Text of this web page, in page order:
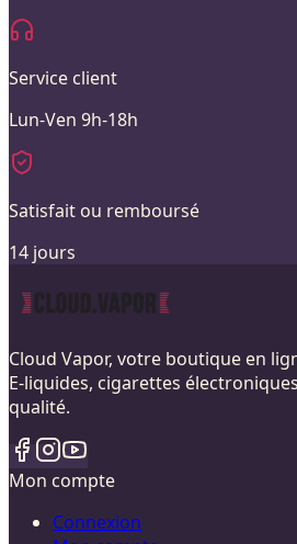
Service client
Lun-Ven 9h-18h
Satisfait ou remboursé
14 jours
Cloud Vapor, votre boutique en
E-liquides, cigarettes
qualité.
Mon compte
Connexion